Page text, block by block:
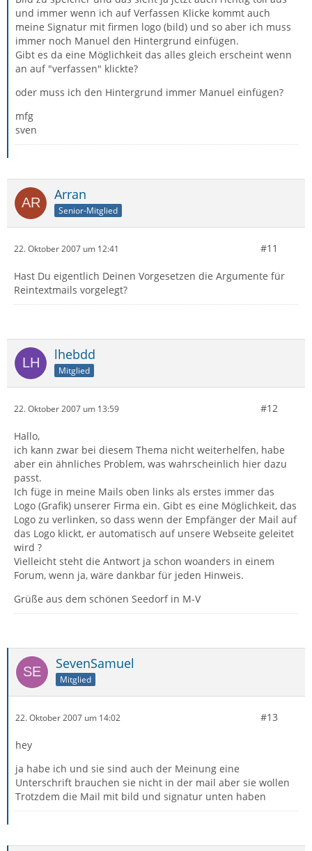
und immer wenn ich auf Verfassen Klicke kommt auch
meine Signatur mit firmen logo (bild) und so aber ich muss
immer noch Manuel den Hintergrund einfügen.
Gibt es da eine Möglichkeit das alles gleich erscheint wenn
an auf "verfassen" klickte?
oder muss ich den Hintergrund immer Manuel einfügen?
mfg
sven
Arran
Senior-Mitglied
22. Oktober 2007 um 12:41 #11
Hast Du eigentlich Deinen Vorgesetzen die Argumente für
Reintextmails vorgelegt?
lhebdd
Mitglied
22. Oktober 2007 um 13:59 #12
Hallo,
ich kann zwar bei diesem Thema nicht weiterhelfen, habe
aber ein ähnliches Problem, was wahrscheinlich hier dazu
passt.
Ich füge in meine Mails oben links als erstes immer das
Logo (Grafik) unserer Firma ein. Gibt es eine Möglichkeit, das
Logo zu verlinken, so dass wenn der Empfänger der Mail auf
das Logo klickt, er automatisch auf unsere Webseite geleitet
wird ?
Vielleicht steht die Antwort ja schon woanders in einem
Forum, wenn ja, wäre dankbar für jeden Hinweis.
Grüße aus dem schönen Seedorf in M-V
SevenSamuel
Mitglied
22. Oktober 2007 um 14:02 #13
hey
ja habe ich und sie sind auch der Meinung eine
Unterschrift brauchen sie nicht in der mail aber sie wollen
Trotzdem die Mail mit bild und signatur unten haben